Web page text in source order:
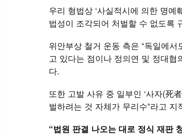
우리 형법상 ‘사실적시에 의한 명
법성이 조각되어 처벌할 수 없도록
위안부상 철거 운동 측은 “독일에
고 있다는 점이나 정의연 및 정대
다.
또한 고발 사유 중 일부인 ‘사자(死
벌하려는 것 자체가 무리수”라고 지
“법원 판결 나오는 대로 정식 재판